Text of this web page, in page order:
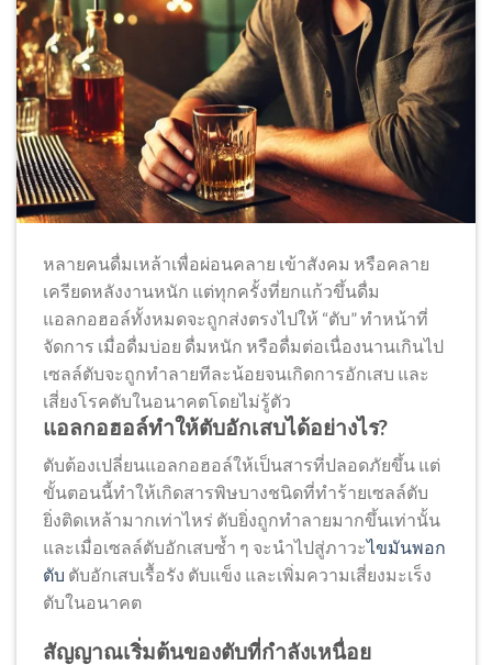
หลายคนดื่มเหล้าเพื่อผ่อนคลาย เข้าสังคม หรือคลาย
เครียดหลังงานหนัก แต่ทุกครั้งที่ยกแก้วขึ้นดื่ม
แอลกอฮอล์ทั้งหมดจะถูกส่งตรงไปให้ “ตับ” ทำหน้าที่
จัดการ เมื่อดื่มบ่อย ดื่มหนัก หรือดื่มต่อเนื่องนานเกินไป
เซลล์ตับจะถูกทำลายทีละน้อยจนเกิดการอักเสบ และ
เสี่ยงโรคตับในอนาคตโดยไม่รู้ตัว
แอลกอฮอล์ทำให้ตับอักเสบได้อย่างไร?
ตับต้องเปลี่ยนแอลกอฮอล์ให้เป็นสารที่ปลอดภัยขึ้น แต่
ขั้นตอนนี้ทำให้เกิดสารพิษบางชนิดที่ทำร้ายเซลล์ตับ
ยิ่งติดเหล้ามากเท่าไหร่ ตับยิ่งถูกทำลายมากขึ้นเท่านั้น
และเมื่อเซลล์ตับอักเสบซ้ำ ๆ จะนำไปสู่ภาวะไขมันพอก
ตับ ตับอักเสบเรื้อรัง ตับแข็ง และเพิ่มความเสี่ยงมะเร็ง
ตับในอนาคต
สัญญาณเริ่มต้นของตับที่กำลังเหนื่อย